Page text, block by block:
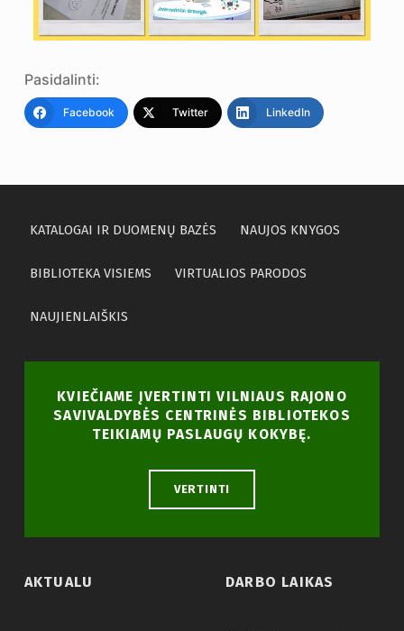
Pasidalinti:
Facebook Twitter LinkedIn
KATALOGAI IR DUOMENŲ BAZĖS NAUJOS KNYGOS
BIBLIOTEKA VISIEMS VIRTUALIOS PARODOS
NAUJIENLAIŠKIS
KVIEČIAME ĮVERTINTI VILNIAUS RAJONO
SAVIVALDYBĖS CENTRINĖS BIBLIOTEKOS
TEIKIAMŲ PASLAUGŲ KOKYBĘ.
VERTINTI
AKTUALU DARBO LAIKAS